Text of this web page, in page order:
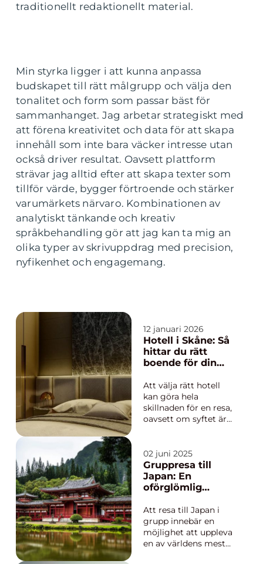
traditionellt redaktionellt material.
Min styrka ligger i att kunna anpassa
budskapet till rätt målgrupp och välja den
tonalitet och form som passar bäst för
sammanhanget. Jag arbetar strategiskt med
att förena kreativitet och data för att skapa
innehåll som inte bara väcker intresse utan
också driver resultat. Oavsett plattform
strävar jag alltid efter att skapa texter som
tillför värde, bygger förtroende och stärker
varumärkets närvaro. Kombinationen av
analytiskt tänkande och kreativ
språkbehandling gör att jag kan ta mig an
olika typer av skrivuppdrag med precision,
nyfikenhet och engagemang.
12 januari 2026
Hotell i Skåne: Så
hittar du rätt
boende för din
Att välja rätt hotell
kan göra hela
skillnaden för en resa,
oavsett om syftet är
Skåne erbjuder en
ovanligt stor variation
av boenden: allt från
enkla, prisvärda rum
02 juni 2025
Gruppresa till
Japan: En
oförglömlig
Att resa till Japan i
grupp innebär en
möjlighet att uppleva
en av världens mest